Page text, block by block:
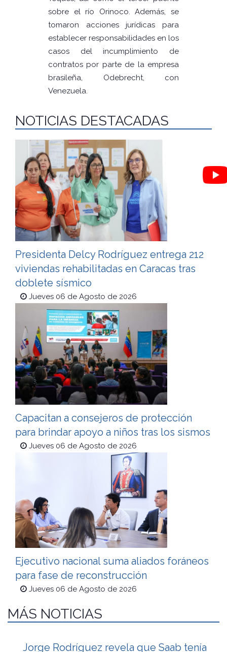
sobre el río Orinoco. Además, se
tomaron acciones jurídicas para
establecer responsabilidades en los
casos del incumplimiento de
contratos por parte de la empresa
brasileña, Odebrecht, con
Venezuela.
NOTICIAS DESTACADAS
Presidenta Delcy Rodríguez entrega 212
viviendas rehabilitadas en Caracas tras
doblete sísmico
Jueves 06 de Agosto de 2026
Capacitan a consejeros de protección
para brindar apoyo a niños tras los sismos
Jueves 06 de Agosto de 2026
Ejecutivo nacional suma aliados foráneos
para fase de reconstrucción
Jueves 06 de Agosto de 2026
MÁS NOTICIAS
Jorge Rodríguez revela que Saab tenía